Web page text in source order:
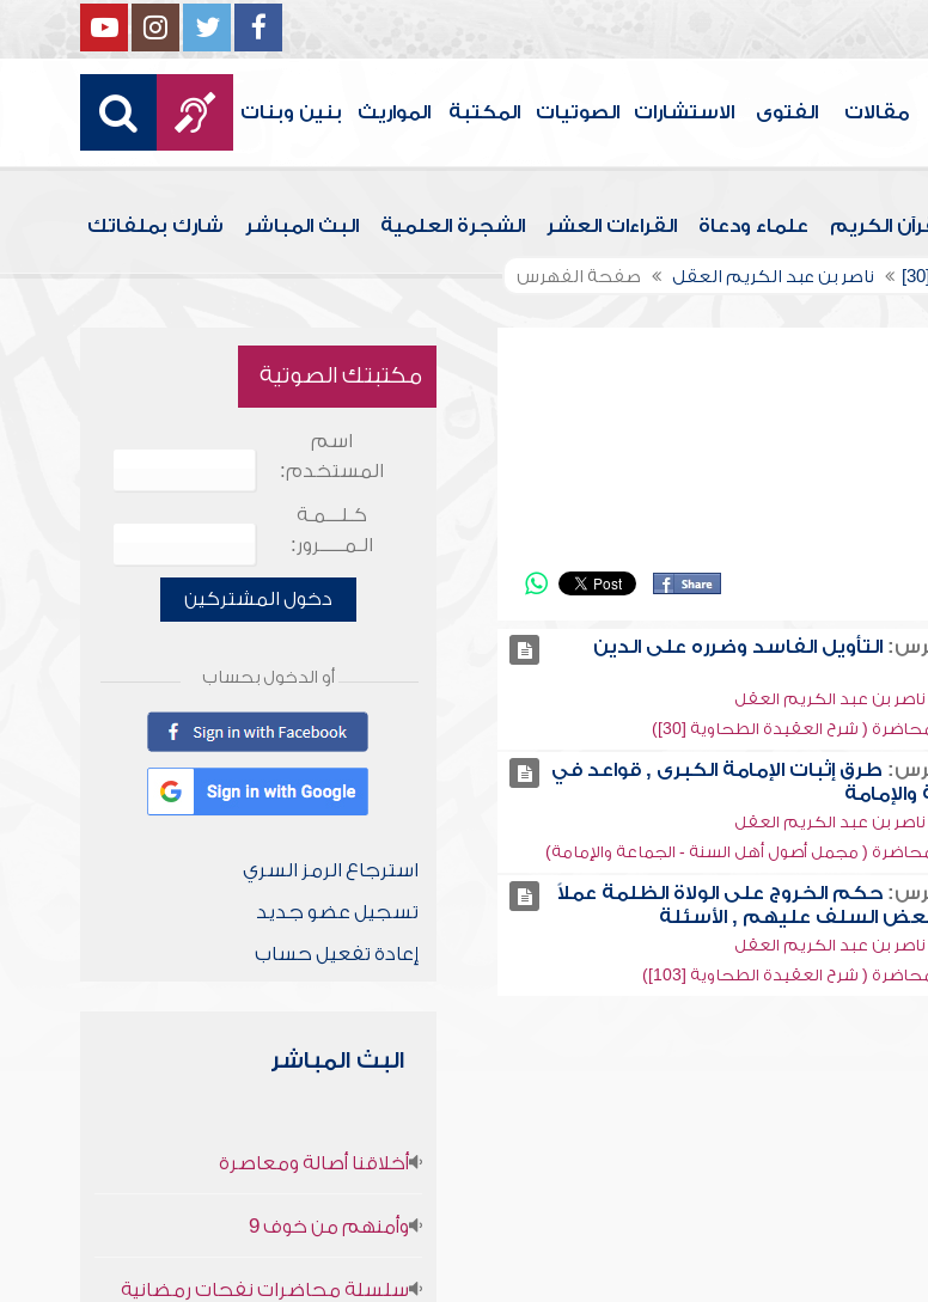
مقالات الفتوى الاستشارات الصوتيات المكتبة المواريث بنين وبنات
الكريم علماء ودعاة القراءات العشر الشجرة العلمية البث المباشر شارك بملفاتك
ناصر بن عبد الكريم العقل صفحة الفهرس
التأويل الفاسد وضرره على الدين
ناصر بن عبد الكريم العقل
( شرح العقيدة الطحاوية [30])
طرق إثبات الإمامة الكبرى , قواعد في
والإمامة
ناصر بن عبد الكريم العقل
( مجمل أصول أهل السنة - الجماعة والإمامة)
حكم الخروج على الولاة الظلمة عملاً
السلف عليهم , الأسئلة
ناصر بن عبد الكريم العقل
( شرح العقيدة الطحاوية [103])
مكتبتك الصوتية
اسم
المستخدم:
كـلـــمـة
الـمـــــرور:
دخول المشتركين
أو الدخول بحساب
استرجاع الرمز السري
تسجيل عضو جديد
إعادة تفعيل حساب
البث المباشر
أخلاقنا أصالة ومعاصرة
وأمنهم من خوف 9
سلسلة محاضرات نفحات رمضانية